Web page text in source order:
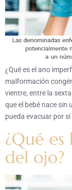
¿Qué es el ano
malformación
vientre, entre la
que el bebé nace sin
pueda evacuar por
¿Qué
del ojo?